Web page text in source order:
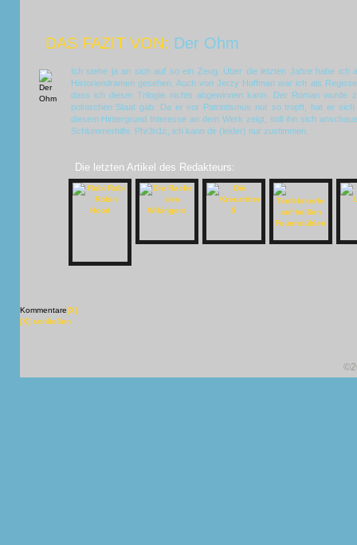
DAS FAZIT VON: Der Ohm
Ich stehe ja an sich auf so ein Zeug. Über die letzten Jahre habe ich
Historiendramen gesehen. Auch von Jerzy Hoffman war ich als
dass ich dieser Trilogie nichts abgewinnen kann. Der Roman wurde
polnischen Staat gab. Da er vor Patriotismus nur so tropft, hat er
diesem Hintergrund Interesse an dem Werk zeigt, soll ihn sich
Schlummerhilfe. Phr3n1c, ich kann dir (leider) nur zustimmen.
Die letzten Artikel des Redakteurs:
Kommentare[X]
[X] schließen